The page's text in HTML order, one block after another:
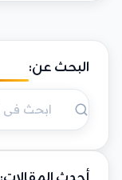
البحث عن: